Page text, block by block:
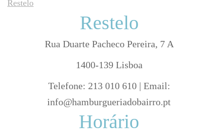
Restelo
Restelo
Rua Duarte Pacheco Pereira, 7 A
1400-139 Lisboa
Telefone: 213 010 610 | Email:
info@hamburgueriadobairro.pt
Horário